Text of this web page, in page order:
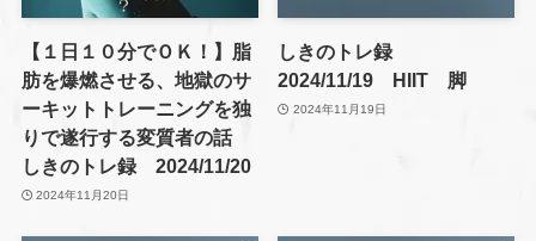
【１日１０分でＯＫ！】脂
肪を爆燃させる、地獄のサ
ーキットトレーニングを独
りで遂行する変質者の話
しきのトレ録 2024/11/20
2024年11月20日
しきのトレ録
2024/11/19 HIIT 脚
2024年11月19日